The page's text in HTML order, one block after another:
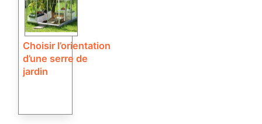
Choisir l’orientation
d’une serre de
jardin